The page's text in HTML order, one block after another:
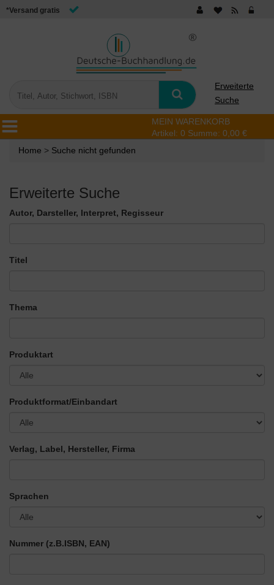
*Versand gratis
Erweiterte
Suche
MEIN WARENKORB
Artikel: 0 Summe: 0,00 €
Home > Suche nicht gefunden
Erweiterte Suche
Autor, Darsteller, Interpret, Regisseur
Titel
Thema
Produktart
Produktformat/Einbandart
Verlag, Label, Hersteller, Firma
Sprachen
Nummer (z.B.ISBN, EAN)